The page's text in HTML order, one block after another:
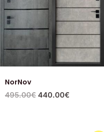
NorNov
495.00€ 440.00€